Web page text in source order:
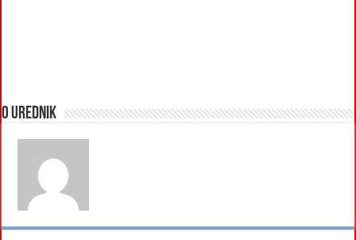
O urednik